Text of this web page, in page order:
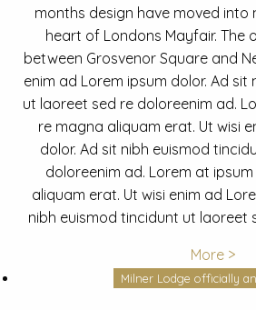
months design have moved into
heart of Londons Mayfair. The
between Grosvenor Square and
enim ad Lorem ipsum dolor. Ad
ut laoreet sed re doloreenim ad.
re magna aliquam erat. Ut wisi
dolor. Ad sit nibh euismod
doloreenim ad. Lorem at
aliquam erat. Ut wisi enim ad
nibh euismod tincidunt ut laoreet
More >
Milner Lodge officially